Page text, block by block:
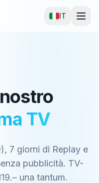
IT
TV
7 giorni di Replay e
pubblicità. TV-
una tantum.